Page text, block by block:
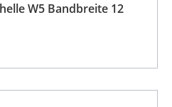
W5 Bandbreite 12